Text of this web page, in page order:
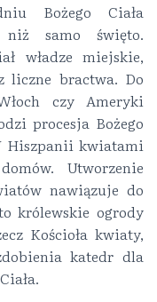
Bożego Ciała
niż samo święto.
władze miejskie,
liczne bractwa. Do
czy Ameryki
procesja Bożego
Hiszpanii kwiatami
Utworzenie
nawiązuje do
królewskie ogrody
Kościoła kwiaty,
katedr dla